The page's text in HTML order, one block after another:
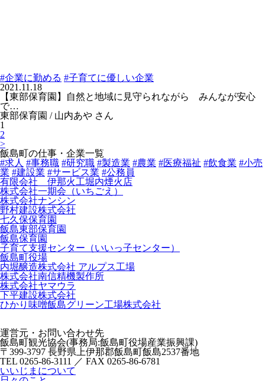
#企業に勤める #子育てに優しい企業
2021.11.18
【東部保育園】自然と地域に見守られながら みんなが安心
で…
東部保育園 / 山内あや さん
1
2
>
飯島町の仕事・企業一覧
#求人 #事務職 #研究職 #製造業 #農業 #医療福祉 #飲食業 #小売
業 #建設業 #サービス業 #公務員
有限会社 伊那火工堀内煙火店
株式会社一期会（いちごえ）
株式会社ナンシン
野村建設株式会社
七久保保育園
飯島東部保育園
飯島保育園
子育て支援センター（いいっ子センター）
飯島町役場
内堀醸造株式会社 アルプス工場
株式会社南信精機製作所
株式会社ヤマウラ
下平建設株式会社
ひかり味噌飯島グリーン工場株式会社
運営元・お問い合わせ先
飯島町観光協会(事務局:飯島町役場産業振興課)
〒399-3797 長野県上伊那郡飯島町飯島2537番地
TEL 0265-86-3111 ／ FAX 0265-86-6781
いいじまについて